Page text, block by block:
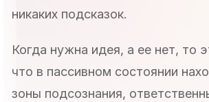
никаких подсказок.
Когда нужна идея, а ее нет, то
что в пассивном состоянии
зоны подсознания,